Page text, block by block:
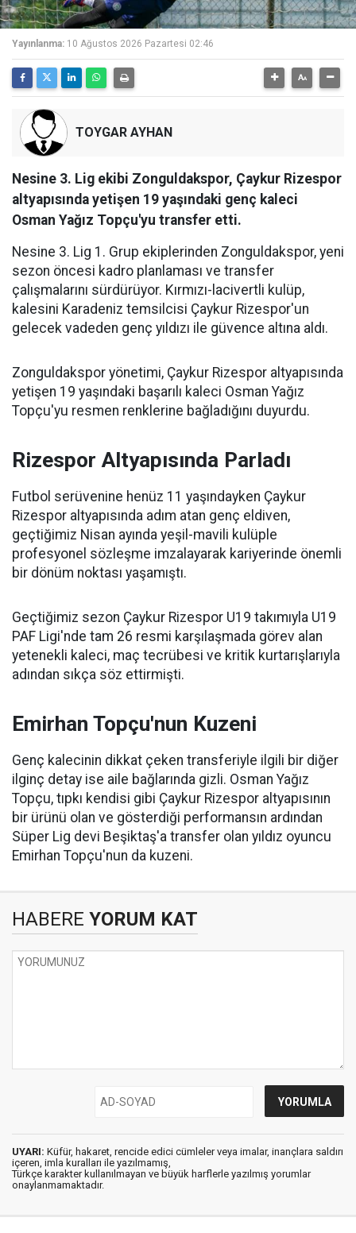
Yayınlanma: 10 Ağustos 2026 Pazartesi 02:46
TOYGAR AYHAN
Nesine 3. Lig ekibi Zonguldakspor, Çaykur Rizespor
altyapısında yetişen 19 yaşındaki genç kaleci
Osman Yağız Topçu'yu transfer etti.
Nesine 3. Lig 1. Grup ekiplerinden Zonguldakspor, yeni
sezon öncesi kadro planlaması ve transfer
çalışmalarını sürdürüyor. Kırmızı-lacivertli kulüp,
kalesini Karadeniz temsilcisi Çaykur Rizespor'un
gelecek vadeden genç yıldızı ile güvence altına aldı.
Zonguldakspor yönetimi, Çaykur Rizespor altyapısında
yetişen 19 yaşındaki başarılı kaleci Osman Yağız
Topçu'yu resmen renklerine bağladığını duyurdu.
Rizespor Altyapısında Parladı
Futbol serüvenine henüz 11 yaşındayken Çaykur
Rizespor altyapısında adım atan genç eldiven,
geçtiğimiz Nisan ayında yeşil-mavili kulüple
profesyonel sözleşme imzalayarak kariyerinde önemli
bir dönüm noktası yaşamıştı.
Geçtiğimiz sezon Çaykur Rizespor U19 takımıyla U19
PAF Ligi'nde tam 26 resmi karşılaşmada görev alan
yetenekli kaleci, maç tecrübesi ve kritik kurtarışlarıyla
adından sıkça söz ettirmişti.
Emirhan Topçu'nun Kuzeni
Genç kalecinin dikkat çeken transferiyle ilgili bir diğer
ilginç detay ise aile bağlarında gizli. Osman Yağız
Topçu, tıpkı kendisi gibi Çaykur Rizespor altyapısının
bir ürünü olan ve gösterdiği performansın ardından
Süper Lig devi Beşiktaş'a transfer olan yıldız oyuncu
Emirhan Topçu'nun da kuzeni.
HABERE YORUM KAT
UYARI: Küfür, hakaret, rencide edici cümleler veya imalar, inançlara saldırı
içeren, imla kuralları ile yazılmamış,
Türkçe karakter kullanılmayan ve büyük harflerle yazılmış yorumlar
onaylanmamaktadır.